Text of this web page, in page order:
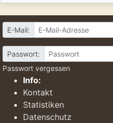
E-Mail:
Passwort:
Passwort vergessen
Info:
Kontakt
Statistiken
Datenschutz